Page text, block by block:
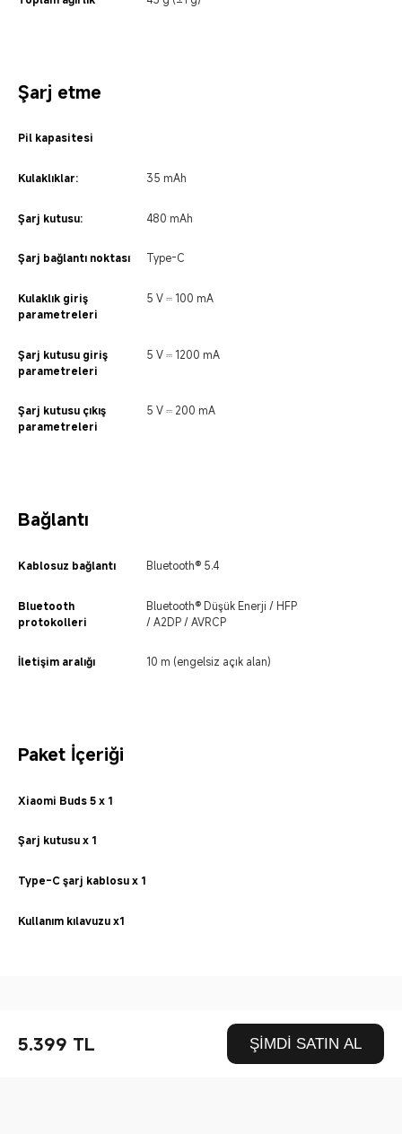
5.399 TL ŞİMDİ SATIN AL
Şarj etme
Pil kapasitesi
Kulaklıklar: 35 mAh
Şarj kutusu: 480 mAh
Şarj bağlantı noktası Type-C
Kulaklık giriş
parametreleri
5 V ⎓ 100 mA
Şarj kutusu giriş
parametreleri
5 V ⎓ 1200 mA
Şarj kutusu çıkış
parametreleri
5 V ⎓ 200 mA
Bağlantı
Kablosuz bağlantı Bluetooth® 5.4
Bluetooth
protokolleri
Bluetooth® Düşük Enerji / HFP
/ A2DP / AVRCP
İletişim aralığı 10 m (engelsiz açık alan)
Paket İçeriği
Xiaomi Buds 5 x 1
Şarj kutusu x 1
Type-C şarj kablosu x 1
Kullanım kılavuzu x1